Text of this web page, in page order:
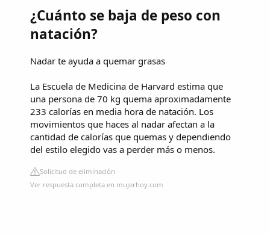
¿Cuánto se baja de peso con
natación?
Nadar te ayuda a quemar grasas
La Escuela de Medicina de Harvard estima que
una persona de 70 kg quema aproximadamente
233 calorías en media hora de natación. Los
movimientos que haces al nadar afectan a la
cantidad de calorías que quemas y dependiendo
del estilo elegido vas a perder más o menos.
Solicitud de eliminación
Ver respuesta completa en mujerhoy.com